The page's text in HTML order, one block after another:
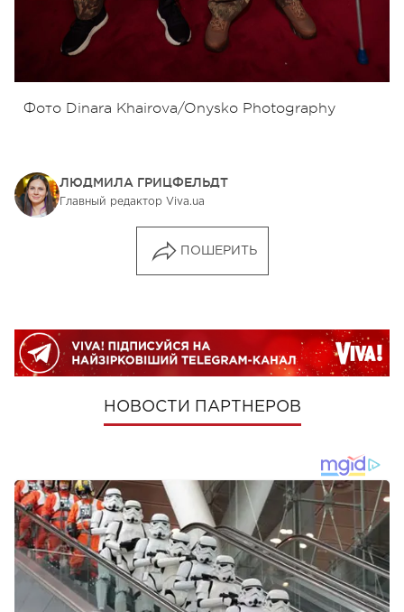
Фото Dinara Khairova/Onysko Photography
ЛЮДМИЛА ГРИЦФЕЛЬДТ
Главный редактор Viva.ua
ПОШЕРИТЬ
НОВОСТИ ПАРТНЕРОВ